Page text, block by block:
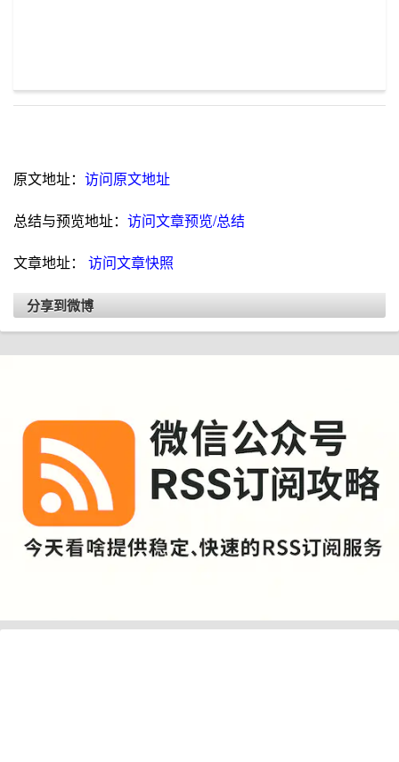
原文地址： 访问原文地址
总结与预览地址： 访问文章预览/总结
文章地址： 访问文章快照
分享到微博